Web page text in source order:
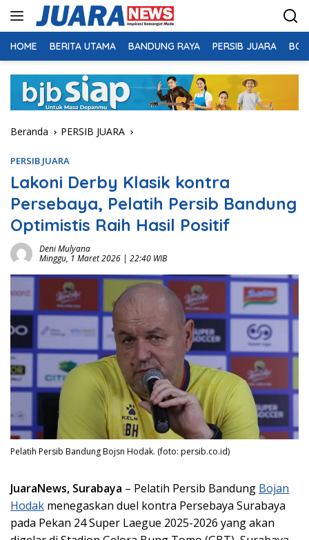
HOME BERITA UTAMA BANDUNG RAYA PERSIB JUARA
Beranda PERSIB JUARA
PERSIB JUARA
Lakoni Derby Klasik kontra
Persebaya, Pelatih Persib Bandung
Optimistis Raih Hasil Positif
Deni Mulyana
Minggu, 1 Maret 2026 | 22:40 WIB
Pelatih Persib Bandung Bojsn Hodak. (foto: persib.co.id)
JuaraNews, Surabaya – Pelatih Persib Bandung Bojan
Hodak menegaskan duel kontra Persebaya Surabaya
pada Pekan 24 Super Laegue 2025-2026 yang akan